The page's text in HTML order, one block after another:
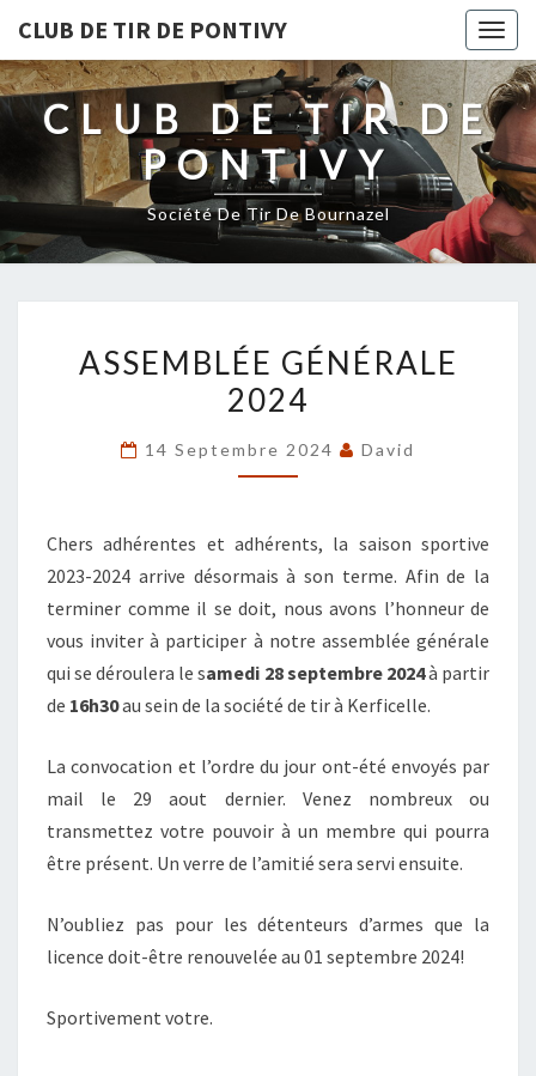
CLUB DE TIR DE PONTIVY
CLUB DE TIR DE
PONTIVY
Société De Tir De Bournazel
GÉNÉRALE
2024
ASSEMBLÉE GÉNÉRALE
2024
14 Septembre 2024 David
Chers adhérentes et adhérents, la saison sportive
2023-2024 arrive désormais à son terme. Afin de la
terminer comme il se doit, nous avons l’honneur de
vous inviter à participer à notre assemblée générale
qui se déroulera le samedi 28 septembre 2024à partir
de 16h30au sein de la société de tir à Kerficelle.
La convocation et l’ordre du jour ont-été envoyés par
mail le 29 aout dernier. Venez nombreux ou
transmettez votre pouvoir à un membre qui pourra
être présent. Un verre de l’amitié sera servi ensuite.
N’oubliez pas pour les détenteurs d’armes que la
licence doit-être renouvelée au 01 septembre 2024!
Sportivement votre.